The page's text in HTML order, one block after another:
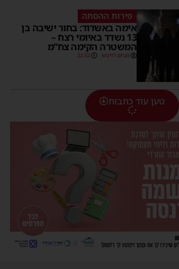
פירות ההסתה
אימה באשדוד: בחור ישיבה בן
13 נשדד באיומי רצח –
המשטרה הקימה צח”מ
מנחם דויטש 22:32
טען עוד כתבות